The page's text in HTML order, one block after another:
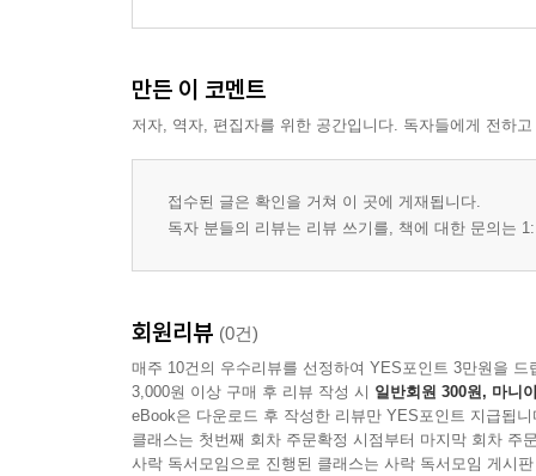
만든 이 코멘트
저자, 역자, 편집자를 위한 공간입니다. 독자들에게 전하
접수된 글은 확인을 거쳐 이 곳에 게재됩니다.
독자 분들의 리뷰는 리뷰 쓰기를, 책에 대한 문의는
회원리뷰 (0건)
매주 10건의 우수리뷰를 선정하여 YES포인트 3만원을 드
3,000원 이상 구매 후 리뷰 작성 시 일반회원 300원, 마니
eBook은 다운로드 후 작성한 리뷰만 YES포인트 지급됩니
클래스는 첫번째 회차 주문확정 시점부터 마지막 회차 주
사락 독서모임으로 진행된 클래스는 사락 독서모임 게시